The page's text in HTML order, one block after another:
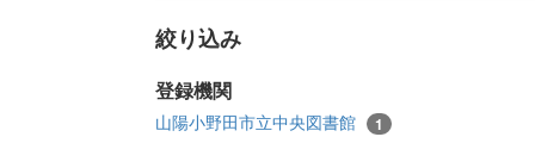
絞り込み
登録機関
山陽小野田市立中央図書館 1